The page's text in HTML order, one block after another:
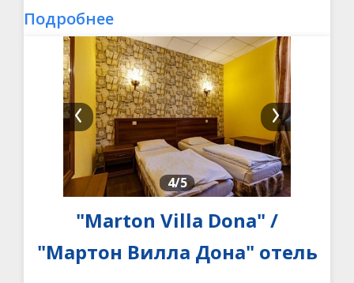
Подробнее
4/5
"Marton Villa Dona" /
"Мартон Вилла Дона" отель